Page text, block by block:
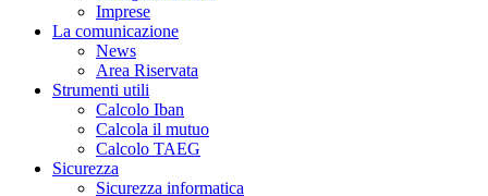
Imprese
La comunicazione
News
Area Riservata
Strumenti utili
Calcolo Iban
Calcola il mutuo
Calcolo TAEG
Sicurezza
Sicurezza informatica